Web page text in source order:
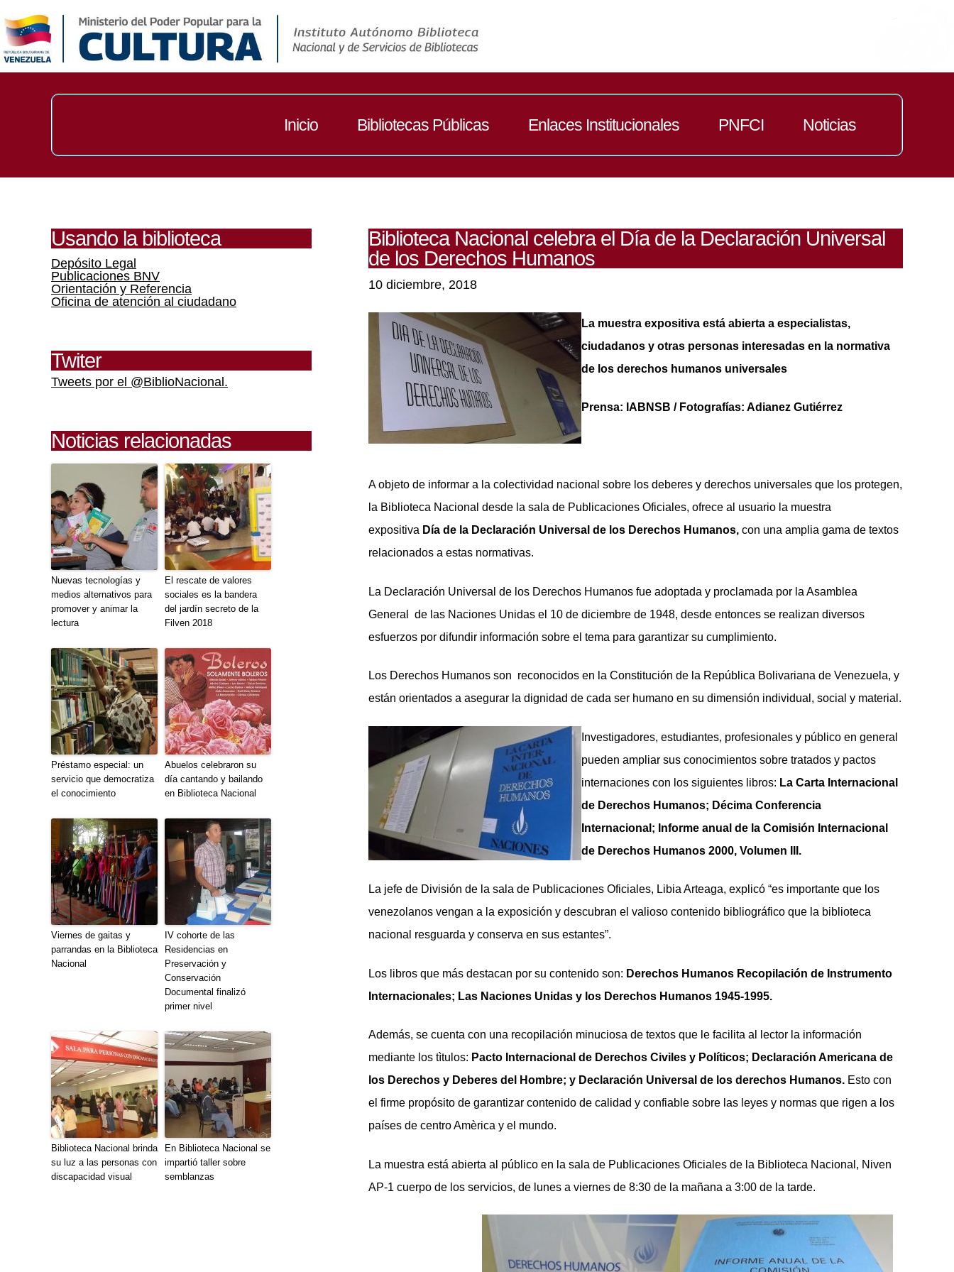
Inicio Bibliotecas Públicas Enlaces Institucionales PNFCI Noticias
Usando la biblioteca
Depósito Legal
Publicaciones BNV
Orientación y Referencia
Oficina de atención al ciudadano
Twiter
Tweets por el @BiblioNacional.
Noticias relacionadas
Nuevas tecnologías y
medios alternativos para
promover y animar la
lectura
El rescate de valores
sociales es la bandera
del jardín secreto de la
Filven 2018
Préstamo especial: un
servicio que democratiza
el conocimiento
Abuelos celebraron su
día cantando y bailando
en Biblioteca Nacional
Viernes de gaitas y
parrandas en la Biblioteca
Nacional
IV cohorte de las
Residencias en
Preservación y
Conservación
Documental finalizó
primer nivel
Biblioteca Nacional brinda
su luz a las personas con
discapacidad visual
En Biblioteca Nacional se
impartió taller sobre
semblanzas
Biblioteca Nacional celebra el Día de la Declaración Universal
de los Derechos Humanos
10 diciembre, 2018
La muestra expositiva está abierta a especialistas,
ciudadanos y otras personas interesadas en la normativa
de los derechos humanos universales
Prensa: IABNSB / Fotografías: Adianez Gutiérrez
A objeto de informar a la colectividad nacional sobre los deberes y derechos universales que los protegen,
la Biblioteca Nacional desde la sala de Publicaciones Oficiales, ofrece al usuario la muestra
expositiva Día de la Declaración Universal de los Derechos Humanos, con una amplia gama de textos
relacionados a estas normativas.
La Declaración Universal de los Derechos Humanos fue adoptada y proclamada por la Asamblea
General de las Naciones Unidas el 10 de diciembre de 1948, desde entonces se realizan diversos
esfuerzos por difundir información sobre el tema para garantizar su cumplimiento.
Los Derechos Humanos son reconocidos en la Constitución de la República Bolivariana de Venezuela, y
están orientados a asegurar la dignidad de cada ser humano en su dimensión individual, social y material.
Investigadores, estudiantes, profesionales y público en general
pueden ampliar sus conocimientos sobre tratados y pactos
internaciones con los siguientes libros: La Carta Internacional
de Derechos Humanos; Décima Conferencia
Internacional; Informe anual de la Comisión Internacional
de Derechos Humanos 2000, Volumen III.
La jefe de División de la sala de Publicaciones Oficiales, Libia Arteaga, explicó “es importante que los
venezolanos vengan a la exposición y descubran el valioso contenido bibliográfico que la biblioteca
nacional resguarda y conserva en sus estantes”.
Los libros que más destacan por su contenido son: Derechos Humanos Recopilación de Instrumento
Internacionales; Las Naciones Unidas y los Derechos Humanos 1945-1995.
Además, se cuenta con una recopilación minuciosa de textos que le facilita al lector la información
mediante los tìtulos: Pacto Internacional de Derechos Civiles y Políticos; Declaración Americana de
los Derechos y Deberes del Hombre; y Declaración Universal de los derechos Humanos.Esto con
el firme propósito de garantizar contenido de calidad y confiable sobre las leyes y normas que rigen a los
países de centro Amèrica y el mundo.
La muestra está abierta al público en la sala de Publicaciones Oficiales de la Biblioteca Nacional, Niven
AP-1 cuerpo de los servicios, de lunes a viernes de 8:30 de la mañana a 3:00 de la tarde.